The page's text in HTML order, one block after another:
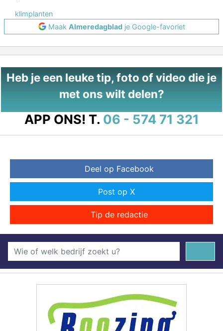
klimplanten
Maak Almeredagbladje Google-favoriet
Heb je een leuke tip, foto of video die je
met ons wilt delen?
APP ONS! T. 06 - 574 71 321
Deel op Facebook
Post op X
Tip de redactie